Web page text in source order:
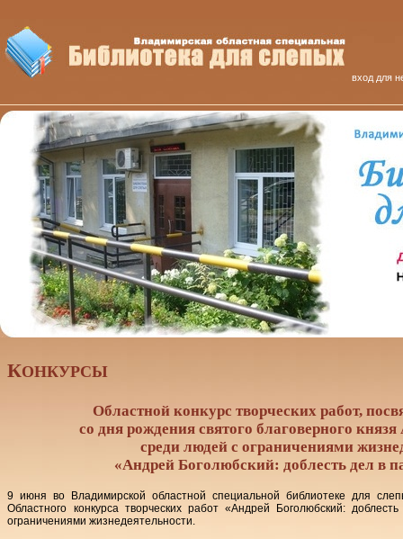
вход для
КОНКУРСЫ
Областной конкурс творческих работ,
со дня рождения святого благоверного
среди людей с ограничениями
«Андрей Боголюбский: доблесть дел в
9 июня во Владимирской областной специальной библиотеке для
Областного конкурса творческих работ «Андрей Боголюбский:
ограничениями жизнедеятельности.